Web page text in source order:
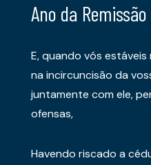
Ano da Remissão
E, quando vós
na incircuncisão da
juntamente com ele,
ofensas,
Havendo riscado a